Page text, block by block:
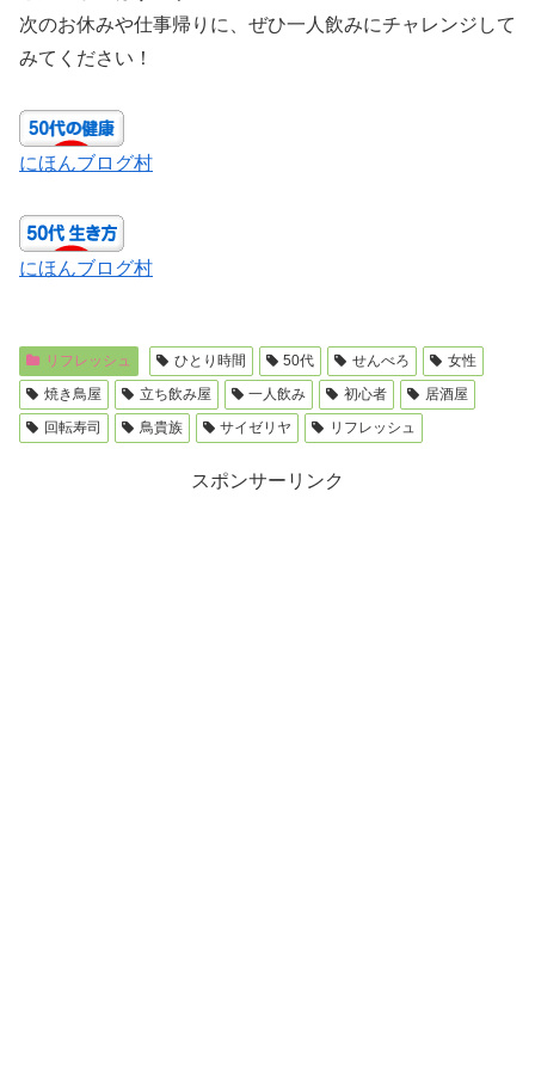
次のお休みや仕事帰りに、ぜひ一人飲みにチャレンジして
みてください！
にほんブログ村
にほんブログ村
リフレッシュ ひとり時間 50代 せんべろ
女性
焼き鳥屋
立ち飲み屋 一人飲み 初心者
居酒屋
回転寿司
鳥貴族 サイゼリヤ リフレッシュ
スポンサーリンク